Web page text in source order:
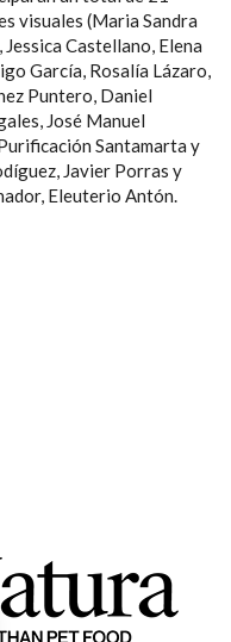
visuales (Maria Sandra
Castellano, Elena
García, Rosalía Lázaro,
Puntero, Daniel
José Manuel
Santamarta y
Javier Porras y
Eleuterio Antón.